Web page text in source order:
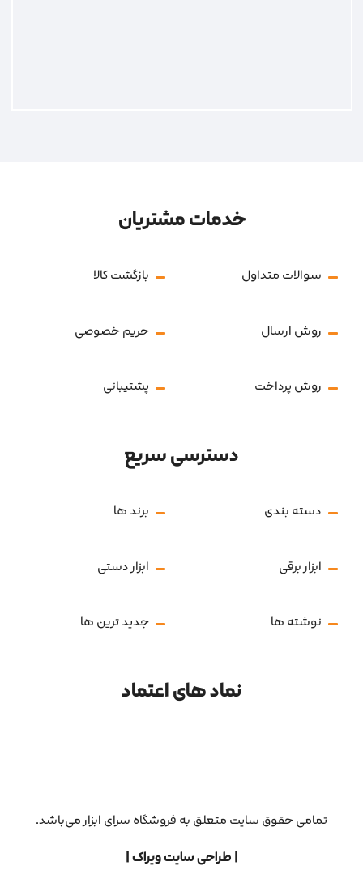
خدمات مشتریان
سوالات متداول بازگشت کالا
روش ارسال حریم خصوصی
روش پرداخت پشتیبانی
دسترسی سریع
دسته بندی برند ها
ابزار برقی ابزار دستی
نوشته ها جدید ترین ها
نماد های اعتماد
تمامی حقوق سایت متعلق به فروشگاه سرای ابزار می‌باشد.
| طراحی سایت ویراک |